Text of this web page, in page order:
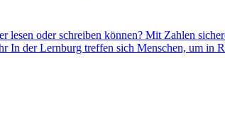
lesen oder schreiben können? Mit Zahlen
der Lernburg treffen sich Menschen, um in